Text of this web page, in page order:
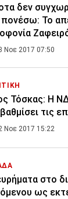
δεν
Το
Νοε 2017 07:50
Τόσκας: Η ΝΔ
τις
Νοε 2017 15:22
στο
ως